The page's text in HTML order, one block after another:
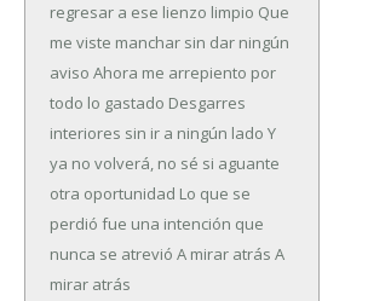
regresar a ese lienzo limpio Que
me viste manchar sin dar ningún
aviso Ahora me arrepiento por
todo lo gastado Desgarres
interiores sin ir a ningún lado Y
ya no volverá, no sé si aguante
otra oportunidad Lo que se
perdió fue una intención que
nunca se atrevió A mirar atrás A
mirar atrás